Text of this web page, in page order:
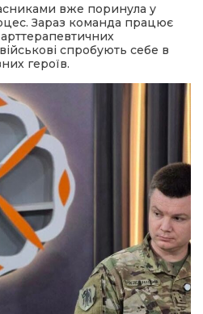
вже поринула у
Зараз команда працює
спробують себе в
героїв.